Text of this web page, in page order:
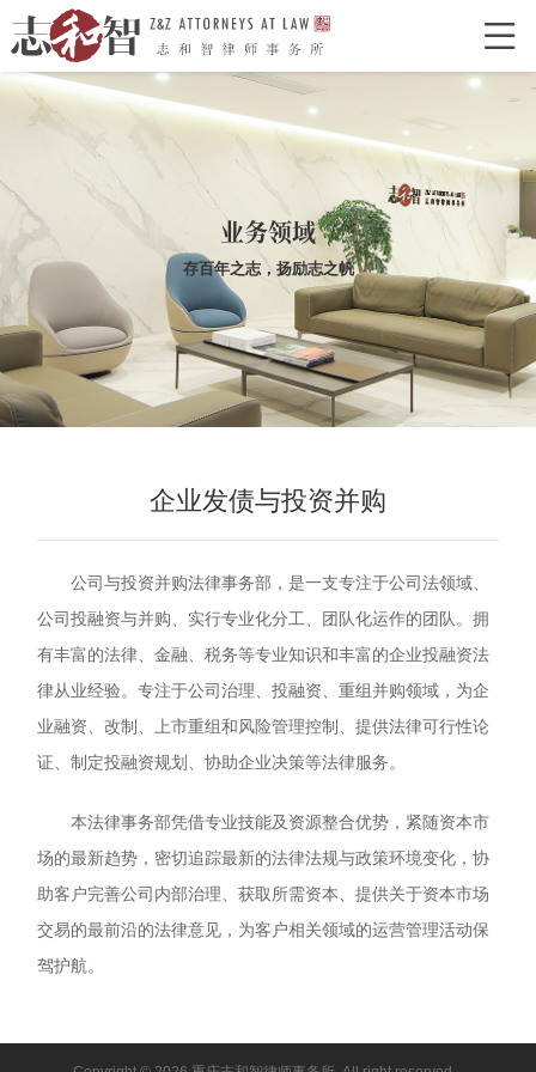

网站首页
特色型服务
合伙人 执业律师
业务领域
经典案例
新闻资讯
业务领域
存百年之志，扬励志之帆
企业发债与投资并购
公司与投资并购法律事务部，是一支专注于公司法领域、
公司投融资与并购、实行专业化分工、团队化运作的团队。拥
有丰富的法律、金融、税务等专业知识和丰富的企业投融资法
律从业经验。专注于公司治理、投融资、重组并购领域，为企
业融资、改制、上市重组和风险管理控制、提供法律可行性论
证、制定投融资规划、协助企业决策等法律服务。
本法律事务部凭借专业技能及资源整合优势，紧随资本市
场的最新趋势，密切追踪最新的法律法规与政策环境变化，协
助客户完善公司内部治理、获取所需资本、提供关于资本市场
交易的最前沿的法律意见，为客户相关领域的运营管理活动保
驾护航。